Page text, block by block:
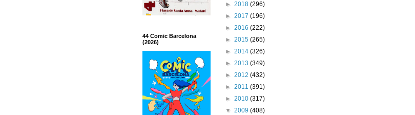
44 Comic Barcelona
(2026)
► 2018 (296)
► 2017 (196)
► 2016 (222)
► 2015 (265)
► 2014 (326)
► 2013 (349)
► 2012 (432)
► 2011 (391)
► 2010 (317)
▼ 2009 (408)